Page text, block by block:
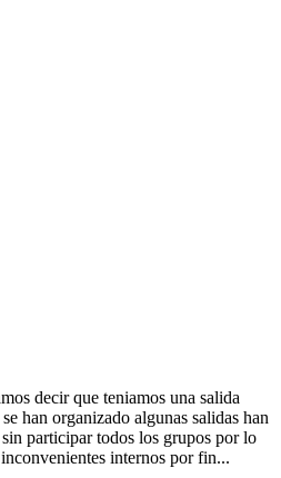
decir que teniamos una salida
han organizado algunas salidas han
participar todos los grupos por lo
internos por fin...